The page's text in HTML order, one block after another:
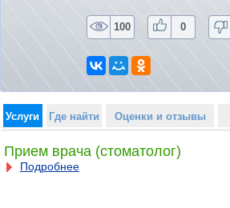
100 0
Услуги Где найти Оценки и отзывы
Прием врача (стоматолог)
Подробнее